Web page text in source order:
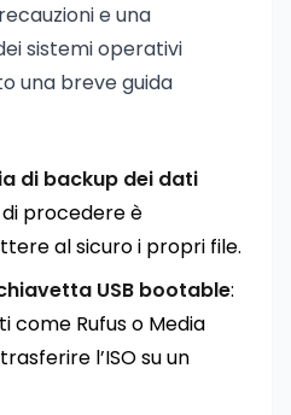
e una
sistemi operativi
una breve guida
di backup dei dati
di procedere è
al sicuro i propri file.
USB bootable:
come Rufus o Media
l’ISO su un